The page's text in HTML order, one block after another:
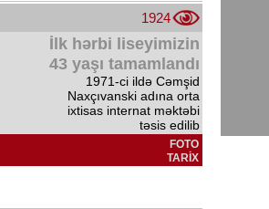
1924
İlk hərbi liseyimizin
43 yaşı tamamlandı
1971-ci ildə Cəmşid
Naxçıvanski adına orta
ixtisas internat məktəbi
təsis edilib
FOTO
TARİX